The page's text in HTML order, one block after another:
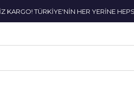
KARGO! TÜRKİYE'NİN HER YERİNE